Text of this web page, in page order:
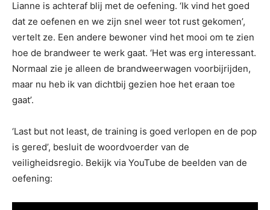
Lianne is achteraf blij met de oefening. ‘Ik vind het goed
dat ze oefenen en we zijn snel weer tot rust gekomen’,
vertelt ze. Een andere bewoner vind het mooi om te zien
hoe de brandweer te werk gaat. ‘Het was erg interessant.
Normaal zie je alleen de brandweerwagen voorbijrijden,
maar nu heb ik van dichtbij gezien hoe het eraan toe
gaat’.
‘Last but not least, de training is goed verlopen en de pop
is gered’, besluit de woordvoerder van de
veiligheidsregio. Bekijk via YouTube de beelden van de
oefening: